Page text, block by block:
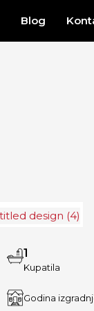
Blog
1
Kupatila
Godina